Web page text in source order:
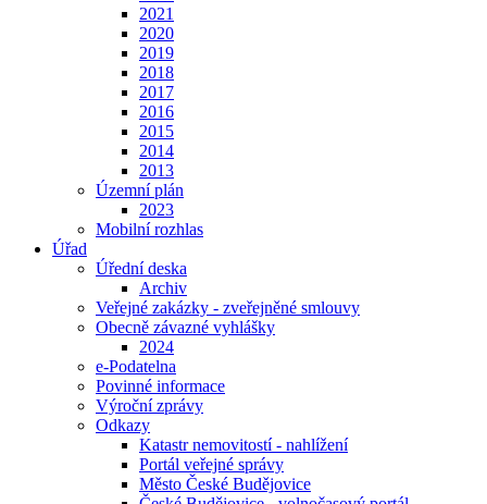
2021
2020
2019
2018
2017
2016
2015
2014
2013
Územní plán
2023
Mobilní rozhlas
Úřad
Úřední deska
Archiv
Veřejné zakázky - zveřejněné smlouvy
Obecně závazné vyhlášky
2024
e-Podatelna
Povinné informace
Výroční zprávy
Odkazy
Katastr nemovitostí - nahlížení
Portál veřejné správy
Město České Budějovice